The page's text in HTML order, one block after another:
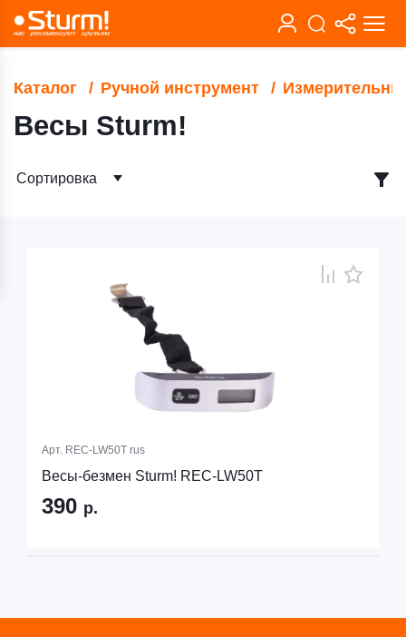
Каталог Ручной инструмент
Весы Sturm!
Сортировка
Арт. REC-LW50T rus
Весы-безмен Sturm! REC-LW50T
390 р.